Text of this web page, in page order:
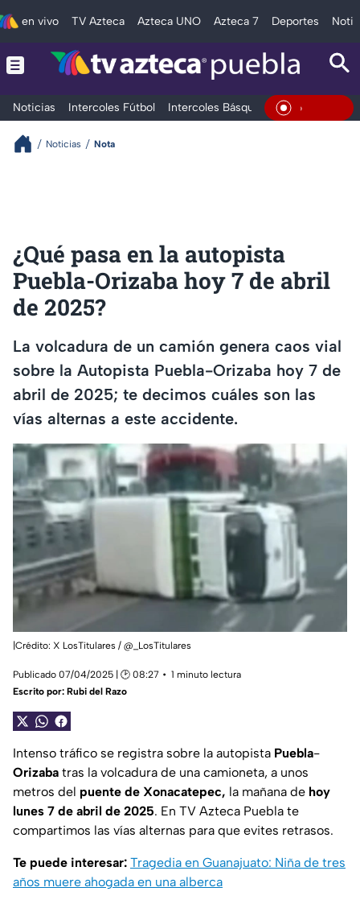
en vivo TV Azteca Azteca UNO Azteca 7 Deportes
Noticias Intercoles Fútbol Intercoles Básquetbol DeportesEn Vivo
Noticias Nota
¿Qué pasa en la autopista
Puebla-Orizaba hoy 7 de abril
de 2025?
La volcadura de un camión genera caos vial
sobre la Autopista Puebla-Orizaba hoy 7 de
abril de 2025; te decimos cuáles son las
vías alternas a este accidente.
|Crédito: X LosTitulares / @_LosTitulares
Publicado 07/04/2025 | 🕑 08:27
1 minuto lectura
Escrito por: Rubi del Razo
Intenso tráfico se registra sobre la autopista Puebla-
Orizaba tras la volcadura de una camioneta, a unos
metros del puente de Xonacatepec, la mañana de hoy
lunes 7 de abril de 2025. En TV Azteca Puebla te
compartimos las vías alternas para que evites retrasos.
Te puede interesar: Tragedia en Guanajuato: Niña de tres
años muere ahogada en una alberca